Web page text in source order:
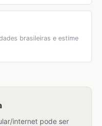
brasileiras e estime
internet pode ser